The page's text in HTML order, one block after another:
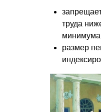
труда
размер